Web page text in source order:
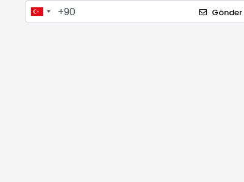
Karia
Kawashima
Gönder